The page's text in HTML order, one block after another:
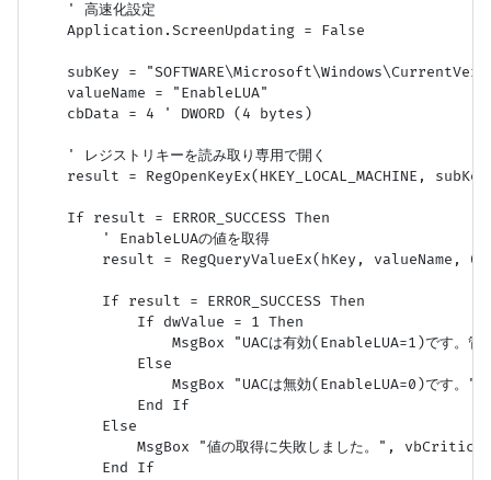
    ' 高速化設定
    Application.ScreenUpdating = False
subKey =
    valueName = "EnableLUA"
    cbData = 4 ' DWORD (4 bytes)
    ' レジストリキーを読み取り専用で開く
result = RegOpenKeyEx(HKEY_LOCAL_MACHINE,
    If result = ERROR_SUCCESS Then
        ' EnableLUAの値を取得
result = RegQueryValueEx(hKey, valueName,
        If result = ERROR_SUCCESS Then
            If dwValue = 1 Then
MsgBox "UACは有効(EnableLUA=1)です。管理
            Else
MsgBox "UACは無効(EnableLUA=0)です。
            End If
        Else
            MsgBox "値の取得に失敗しました。", vbCritical
        End If